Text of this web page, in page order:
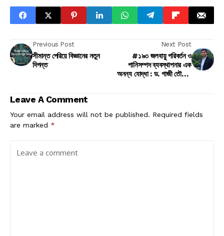
Previous Post
সীমান্ত পেরিয়ে বিজ্ঞানের নতুন
দিগন্ত
Next Post
#১৯৩ জলবায়ু পরিবর্তন ও
পানিসম্পদ ব্যবস্থাপনার এক
অনন্য যোদ্ধা : ড. গাজী তৌফিক
Leave A Comment
Your email address will not be published. Required fields
are marked *